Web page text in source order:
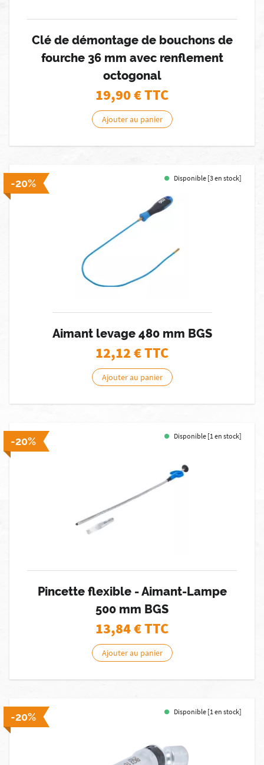
Clé de démontage de bouchons de
fourche 36 mm avec renflement
octogonal
19,90€ TTC
Ajouter au panier
-20% Disponible [3 en stock]
Aimant levage 480 mm BGS
12,12€ TTC
Ajouter au panier
-20% Disponible [1 en stock]
Pincette flexible - Aimant-Lampe
500 mm BGS
13,84€ TTC
Ajouter au panier
-20% Disponible [1 en stock]